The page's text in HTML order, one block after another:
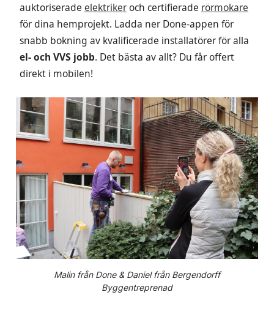
auktoriserade elektrikeroch certifierade rörmokare
för dina hemprojekt. Ladda ner Done-appen för
snabb bokning av kvalificerade installatörer för alla
el- och VVS jobb. Det bästa av allt? Du får offert
direkt i mobilen!
Malin från Done & Daniel från Bergendorff
Byggentreprenad